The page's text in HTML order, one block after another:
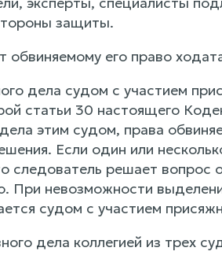
защиты.
обвиняемому его право
дела судом с участием
статьи 30 настоящего
этим судом, права
Если один или
следователь решает
При невозможности
судом с участием
дела коллегией из трех